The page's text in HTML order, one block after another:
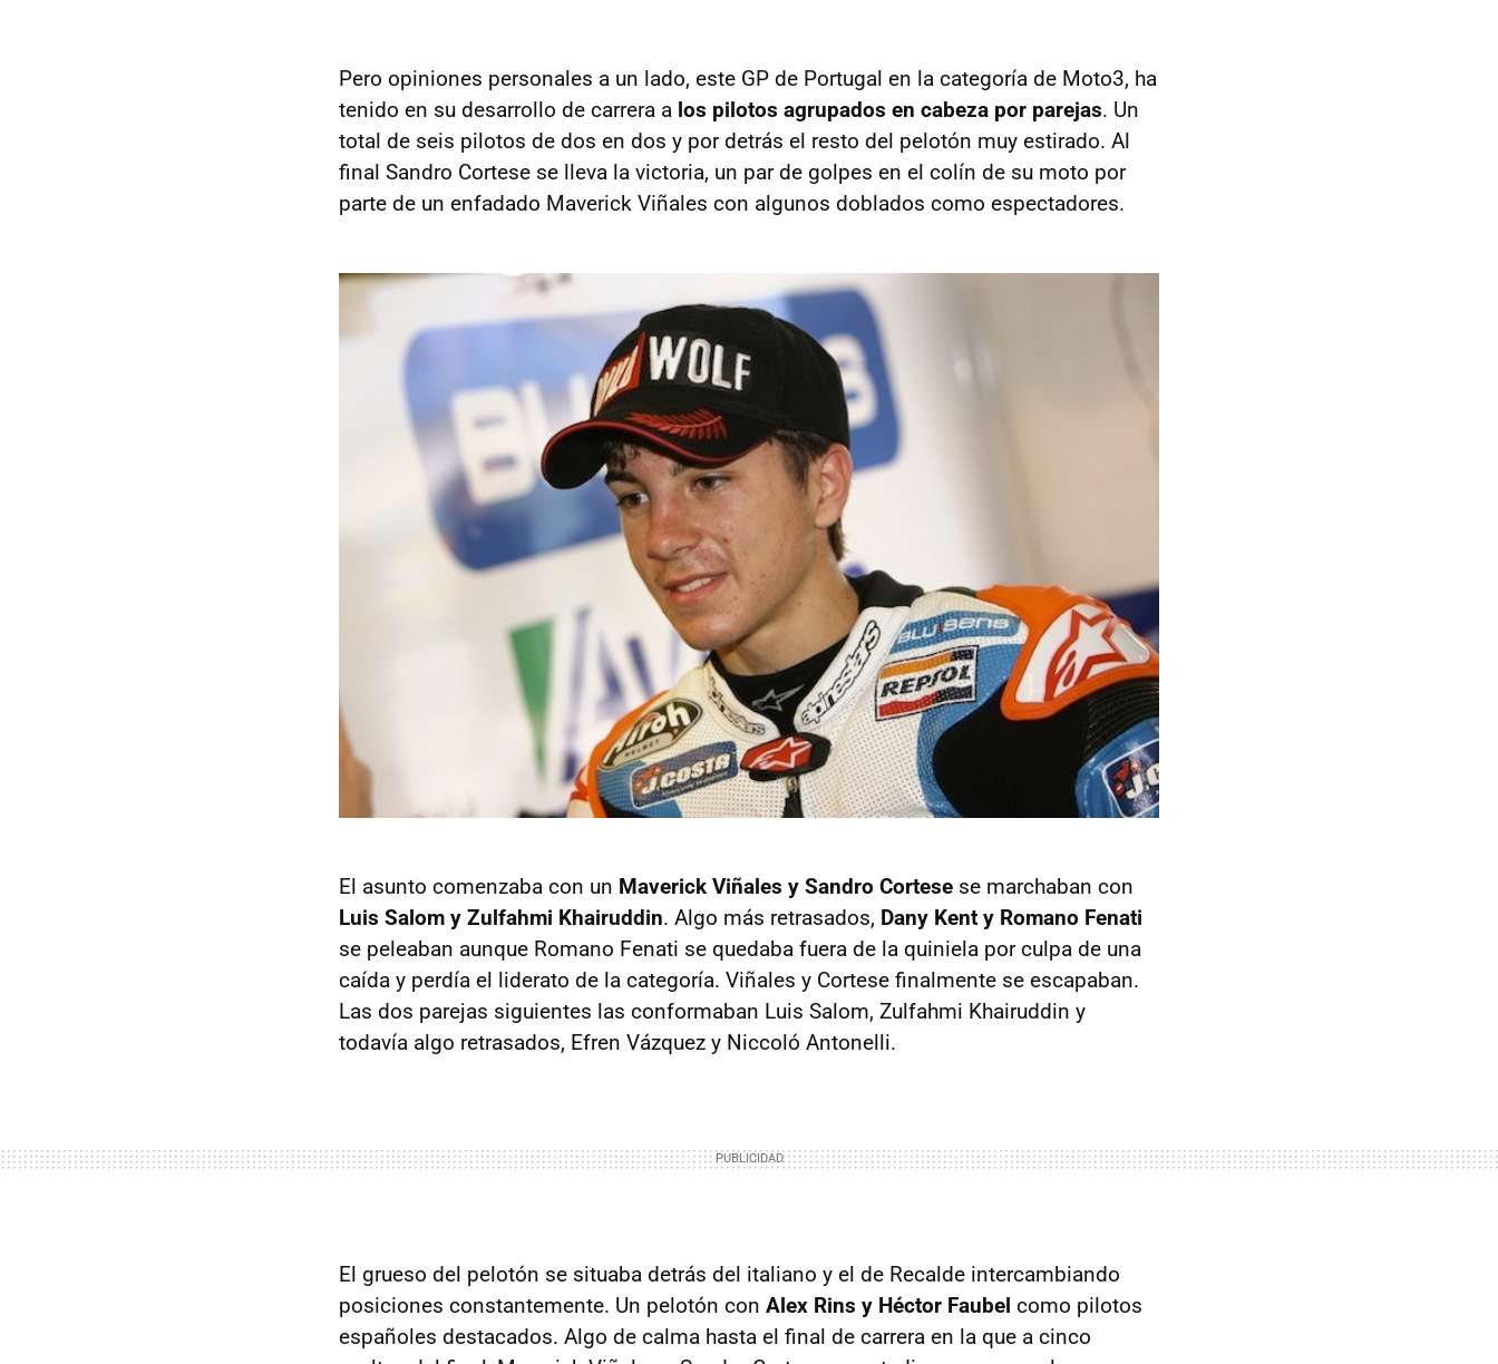
Pero opiniones personales a un lado, este GP de Portugal en la categoría de Moto3, ha
tenido en su desarrollo de carrera a los pilotos agrupados en cabeza por parejas. Un
total de seis pilotos de dos en dos y por detrás el resto del pelotón muy estirado. Al
final Sandro Cortese se lleva la victoria, un par de golpes en el colín de su moto por
parte de un enfadado Maverick Viñales con algunos doblados como espectadores.
El asunto comenzaba con un Maverick Viñales y Sandro Cortese se marchaban con
Luis Salom y Zulfahmi Khairuddin. Algo más retrasados, Dany Kent y Romano Fenati
se peleaban aunque Romano Fenati se quedaba fuera de la quiniela por culpa de una
caída y perdía el liderato de la categoría. Viñales y Cortese finalmente se escapaban.
Las dos parejas siguientes las conformaban Luis Salom, Zulfahmi Khairuddin y
todavía algo retrasados, Efren Vázquez y Niccoló Antonelli.
El grueso del pelotón se situaba detrás del italiano y el de Recalde intercambiando
posiciones constantemente. Un pelotón con Alex Rins y Héctor Faubel como pilotos
españoles destacados. Algo de calma hasta el final de carrera en la que a cinco